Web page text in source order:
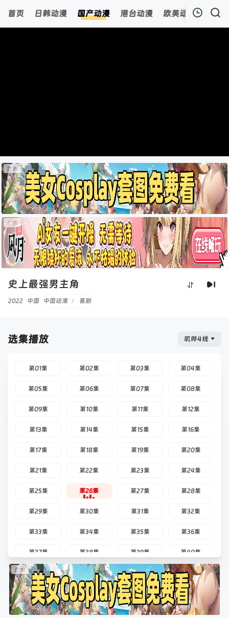
首页 日韩动漫 国产动漫 港台动漫 欧美动漫 动漫
史上最强男主角
2022 中国 中国动漫 / 喜剧
选集播放 叽哔4线
第01集 第02集 第03集 第04集
第05集 第06集 第07集 第08集
第09集 第10集 第11集 第12集
第13集 第14集 第15集 第16集
第17集 第18集 第19集 第20集
第21集 第22集 第23集 第24集
第25集 第26集 第27集 第28集
第29集 第30集 第31集 第32集
第33集 第34集 第35集 第36集
第37集 第38集 第39集 第40集
第41集 第42集 第43集 第44集
第45集 第46集 第47集 第48集